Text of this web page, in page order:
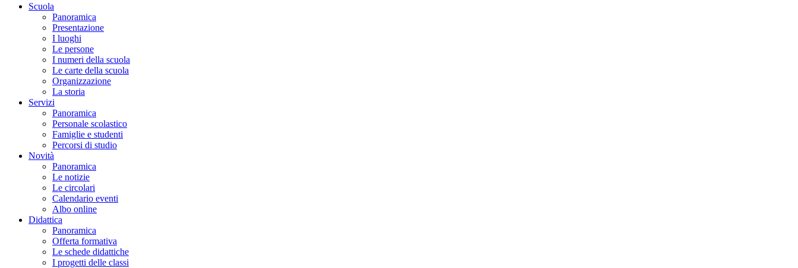
Scuola
Panoramica
Presentazione
I luoghi
Le persone
I numeri della scuola
Le carte della scuola
Organizzazione
La storia
Servizi
Panoramica
Personale scolastico
Famiglie e studenti
Percorsi di studio
Novità
Panoramica
Le notizie
Le circolari
Calendario eventi
Albo online
Didattica
Panoramica
Offerta formativa
Le schede didattiche
I progetti delle classi